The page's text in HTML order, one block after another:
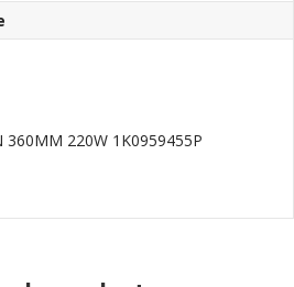
360MM 220W 1K0959455P